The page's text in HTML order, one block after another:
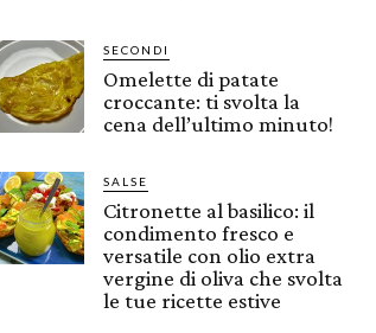
SECONDI
Omelette di patate
croccante: ti svolta la
cena dell’ultimo minuto!
SALSE
Citronette al basilico: il
condimento fresco e
versatile con olio extra
vergine di oliva che svolta
le tue ricette estive